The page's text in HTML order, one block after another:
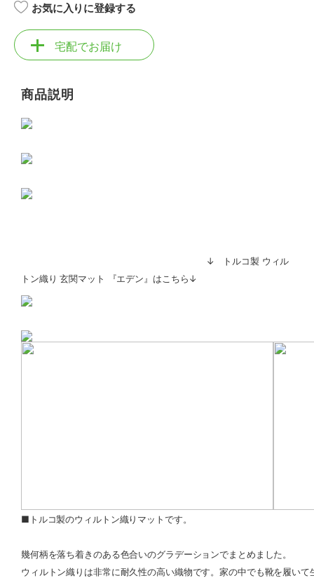
お気に入りに登録する
宅配でお届け
商品説明
↓ トルコ製 ウィル
トン織り 玄関マット 『エデン』はこちら↓
■トルコ製のウィルトン織りマットです。
幾何柄を落ち着きのある色合いのグラデーションでまとめました。
ウィルトン織りは非常に耐久性の高い織物です。家の中でも靴を履い